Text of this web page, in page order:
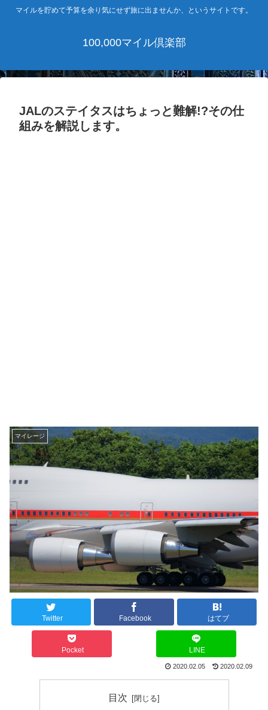
マイルを貯めて予算を余り気にせず旅に出ませんか、というサイトです。
100,000マイル倶楽部
JALのステイタスはちょっと難解!?その仕
組みを解説します。
マイレージ
Twitter Facebook はてブ
Pocket LINE
2020.02.05 2020.02.09
目次